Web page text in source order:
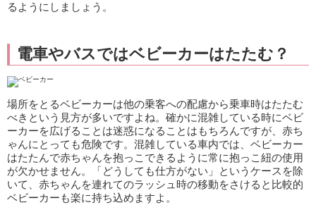
るようにしましょう。
電車やバスではベビーカーはたたむ？
場所をとるベビーカーは他の乗客への配慮から乗車時はたたむ
べきという見方が多いですよね。確かに混雑している時にベビ
ーカーを広げることは迷惑になることはもちろんですが、赤ち
ゃんにとっても危険です。混雑している車内では、ベビーカー
はたたんで赤ちゃんを抱っこできるように常に抱っこ紐の使用
が欠かせません。「どうしても仕方がない」というケースを除
いて、赤ちゃんを連れてのラッシュ時の移動をさけると比較的
ベビーカーも楽に持ち込めますよ。